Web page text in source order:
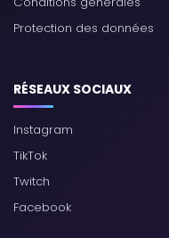
Protection des données
RÉSEAUX SOCIAUX
Instagram
TikTok
Twitch
Facebook